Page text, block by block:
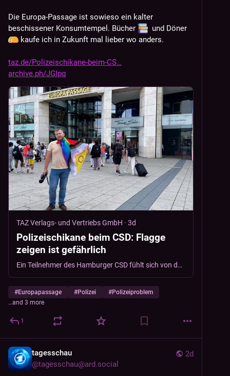
Die Europa-Passage ist sowieso ein kalter
beschissener Konsumtempel. Bücher
  und Döner
kaufe ich in Zukunft mal lieber wo anders.
taz.de/Polizeischikane-beim-CS
archive.ph/JGIpq
TAZ Verlags- und Vertriebs GmbH · 3d
Polizeischikane beim CSD: Flagge
zeigen ist gefährlich
Ein Teilnehmer des Hamburger CSD fühlt sich von der Europapassage diskriminiert und ruft die Polizei. Dann wird alles noch schlimmer.
#Europapassage #Polizei #Polizeiproblem
…and 3 more
1
2d
tagesschau
@tagesschau@ard.social